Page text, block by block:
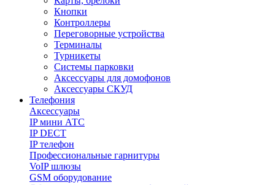
Кнопки
Контроллеры
Переговорные устройства
Терминалы
Турникеты
Системы парковки
Аксессуары для домофонов
Аксессуары СКУД
Телефония
Aксессуары
IP мини АТС
IP DECT
IP телефон
Профессиональные гарнитуры
VoIP шлюзы
GSM оборудование